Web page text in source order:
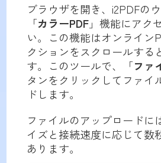
ブラウザを開き、i2PDFの
「カラーPDF」機能にアク
い。この機能はオンライン
クションをスクロールする
す。このツールで、「ファ
タンをクリックしてファイ
ドします。
ファイルのアップロードに
イズと接続速度に応じて数
あります。